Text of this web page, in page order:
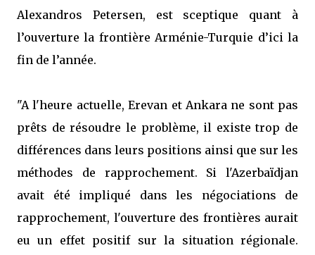
Alexandros Petersen, est sceptique quant à
l’ouverture la frontière Arménie-Turquie d’ici la
fin de l’année.
"A l'heure actuelle, Erevan et Ankara ne sont pas
prêts de résoudre le problème, il existe trop de
différences dans leurs positions ainsi que sur les
méthodes de rapprochement. Si l'Azerbaïdjan
avait été impliqué dans les négociations de
rapprochement, l'ouverture des frontières aurait
eu un effet positif sur la situation régionale.